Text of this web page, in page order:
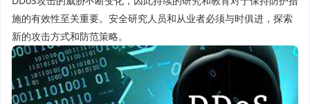
施的有效性至关重要。安全研究人员和从业者必须与时俱进，探索
新的攻击方式和防范策略。